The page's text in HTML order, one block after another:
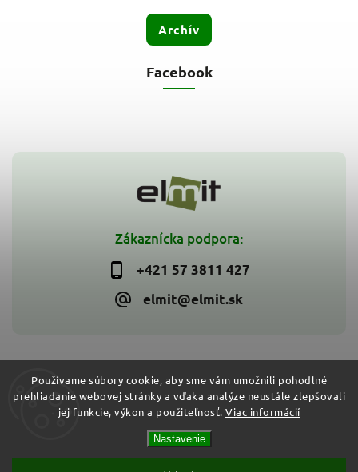
Používame súbory cookie, aby sme vám umožnili pohodlné
prehliadanie webovej stránky a vďaka analýze neustále zlepšovali
jej funkcie, výkon a použiteľnosť. Viac informácií
Nastavenie
Zákaznícka podpora:
+421 57 3811 427
elmit@elmit.sk
Archív
Facebook
Copyright 2026ELMIT - Elektroinštalačný materiál, svietidlá.
Všetky práva vyhradené.
Shoptet| Design